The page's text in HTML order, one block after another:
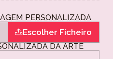
PERSONALIZADA
Escolher Ficheiro
DA ARTE